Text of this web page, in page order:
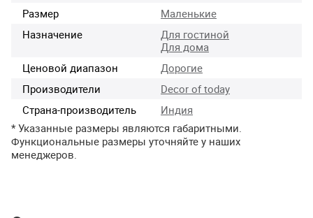
Размер
Маленькие
Назначение
Для гостиной
Для дома
Ценовой диапазон
Дорогие
Производители
Decor of today
Страна-производитель
Индия
* Указанные размеры являются габаритными.
Функциональные размеры уточняйте у наших
менеджеров.